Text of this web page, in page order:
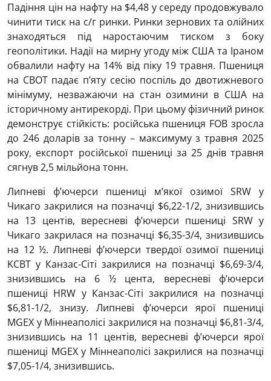
Падіння цін на нафту на $4,48 у середу продовжувало
чинити тиск на с/г ринки. Ринки зернових та олійних
знаходяться під наростаючим тиском з боку
геополітики. Надії на мирну угоду між США та Іраном
обвалили нафту на 14% від піку 19 травня. Пшениця
на CBOT падає п’яту сесію поспіль до двотижневого
мінімуму, незважаючи на стан озимини в США на
історичному антирекорді. При цьому фізичний ринок
демонструє стійкість: російська пшениця FOB зросла
до 246 доларів за тонну – максимуму з травня 2025
року, експорт російської пшениці за 25 днів травня
сягнув 2,5 мільйона тонн.
Липневі ф’ючерси пшениці м’якої озимої SRW у
Чикаго закрилися на позначці $6,22-1/2, знизившись
на 13 центів, вересневі ф’ючерси пшениці SRW у
Чикаго закрилася на позначці $6,35-3/4, знизившись
на 12 ½. Липневі ф’ючерси твердої озимої пшениці
KCBT у Канзас-Сіті закрилися на позначці $6,69-3/4,
знизившись на 6 ½ цента, вересневі ф’ючерси
пшениці HRW у Канзас-Сіті закрилися на позначці
$6,81-1/2, знизу. Липневі ф’ючерси ярої пшениці
MGEХ у Міннеаполісі закрилися на позначці $6,81-3/4,
знизившись на 11 центів, вересневі ф’ючерси ярої
пшениці MGEХ у Міннеаполісі закрилися на позначці
$7,05-1/4, знизившись.